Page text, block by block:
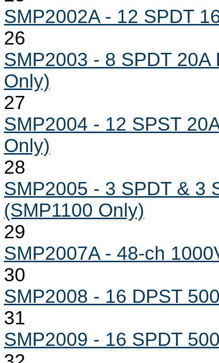
SMP2002A - 12 SPDT
26
SMP2003 - 8 SPDT
Only)
27
SMP2004 - 12 SPST
Only)
28
SMP2005 - 3 SPDT & 3
(SMP1100 Only)
29
SMP2007A - 48-ch
30
SMP2008 - 16 DPST
31
SMP2009 - 16 SPDT